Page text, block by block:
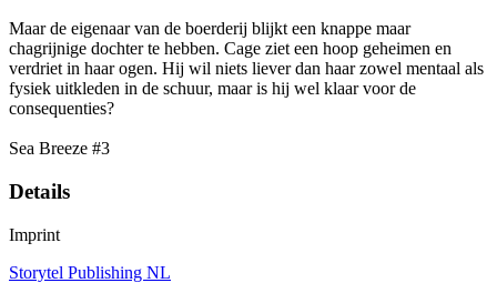
Maar de eigenaar van de boerderij blijkt een knappe maar
chagrijnige dochter te hebben. Cage ziet een hoop geheimen en
verdriet in haar ogen. Hij wil niets liever dan haar zowel mentaal als
fysiek uitkleden in de schuur, maar is hij wel klaar voor de
consequenties?
Sea Breeze #3
Details
Imprint
Storytel Publishing NL